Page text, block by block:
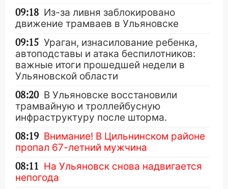
09:18 Из-за ливня заблокировано
движение трамваев в Ульяновске
09:15 Ураган, изнасилование ребенка,
автоподставы и атака беспилотников:
важные итоги прошедшей недели в
Ульяновской области
08:20 В Ульяновске восстановили
трамвайную и троллейбусную
инфраструктуру после шторма.
08:19 Внимание! В Цильнинском районе
пропал 67-летний мужчина
08:11 На Ульяновск снова надвигается
непогода